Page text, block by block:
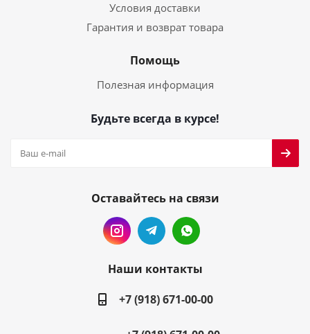
Условия доставки
Гарантия и возврат товара
Помощь
Полезная информация
Будьте всегда в курсе!
Оставайтесь на связи
Наши контакты
+7 (918) 671-00-00